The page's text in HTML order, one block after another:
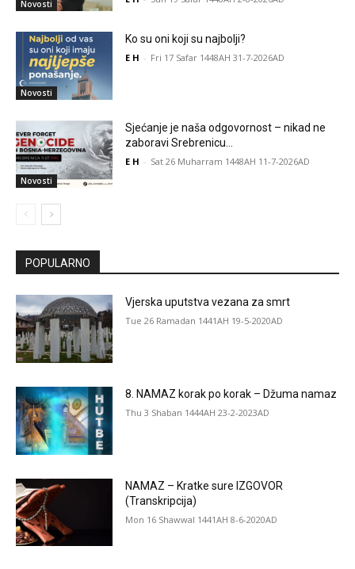
Novosti
Novosti
Ko su oni koji su najbolji?
E H - Fri 17 Safar 1448AH 31-7-2026AD
Novosti
Sjećanje je naša odgovornost – nikad ne
zaboravi Srebrenicu…
E H - Sat 26 Muharram 1448AH 11-7-2026AD
POPULARNO
Vjerska uputstva vezana za smrt
Tue 26 Ramadan 1441AH 19-5-2020AD
8. NAMAZ korak po korak – Džuma namaz
Thu 3 Shaban 1444AH 23-2-2023AD
NAMAZ – Kratke sure IZGOVOR
(Transkripcija)
Mon 16 Shawwal 1441AH 8-6-2020AD